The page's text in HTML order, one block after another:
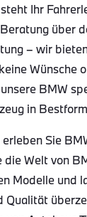
Ihr
über
– wir
Wünsche
BMW
in
Sie
Welt von
Modelle und
Qualität